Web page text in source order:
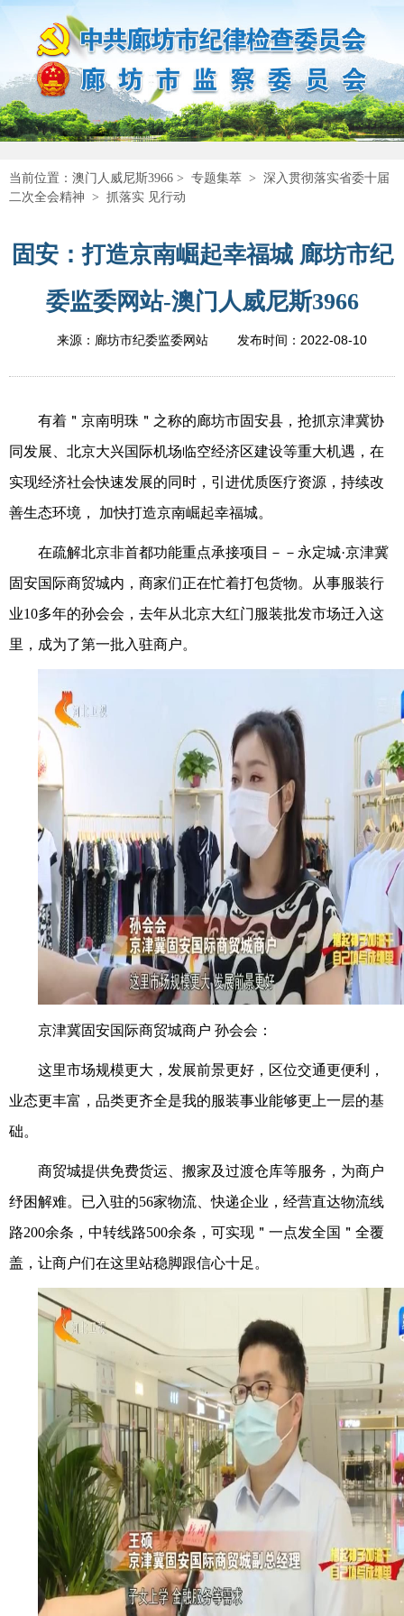
当前位置： 澳门人威尼斯3966 > 专题集萃 > 深入贯彻落实省委十届
二次全会精神 > 抓落实 见行动
固安：打造京南崛起幸福城 廊坊市纪
委监委网站-澳门人威尼斯3966
来源：廊坊市纪委监委网站 发布时间： 2022-08-10
有着＂京南明珠＂之称的廊坊市固安县，抢抓京津冀协
同发展、北京大兴国际机场临空经济区建设等重大机遇，在
实现经济社会快速发展的同时，引进优质医疗资源，持续改
善生态环境， 加快打造京南崛起幸福城。
在疏解北京非首都功能重点承接项目－－永定城·京津冀
固安国际商贸城内，商家们正在忙着打包货物。从事服装行
业10多年的孙会会，去年从北京大红门服装批发市场迁入这
里，成为了第一批入驻商户。
京津冀固安国际商贸城商户 孙会会：
这里市场规模更大，发展前景更好，区位交通更便利，
业态更丰富，品类更齐全是我的服装事业能够更上一层的基
础。
商贸城提供免费货运、搬家及过渡仓库等服务，为商户
纾困解难。已入驻的56家物流、快递企业，经营直达物流线
路200余条，中转线路500余条，可实现＂一点发全国＂全覆
盖，让商户们在这里站稳脚跟信心十足。